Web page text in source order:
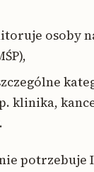
osoby
klinika,
potrzebuje